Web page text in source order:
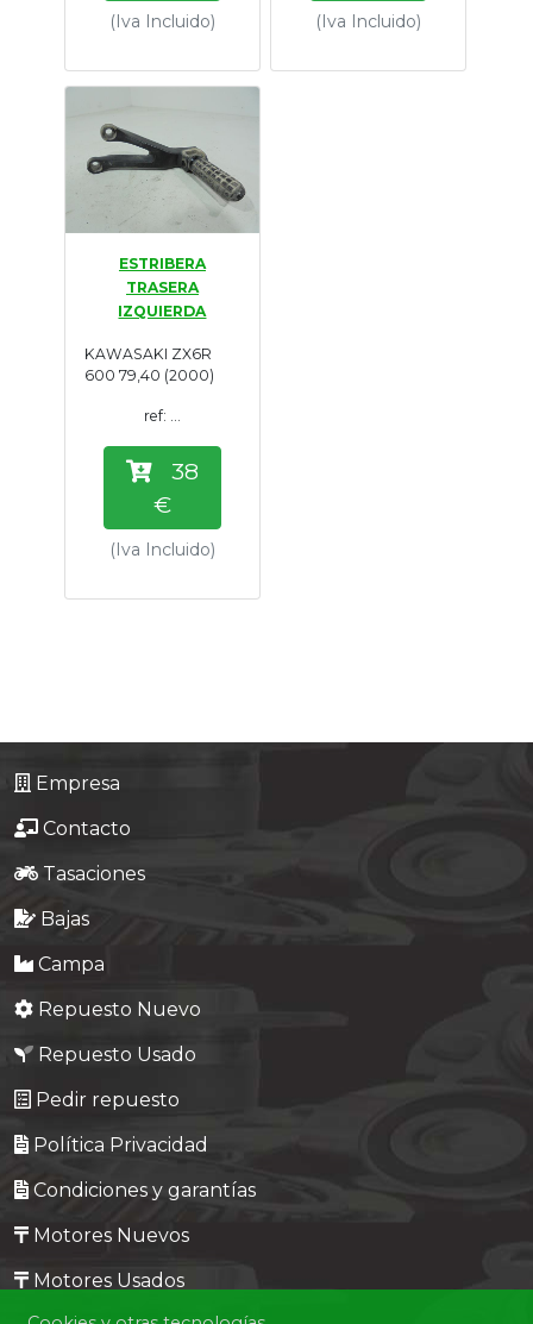
(Iva Incluido) (Iva Incluido)
ESTRIBERA
TRASERA
IZQUIERDA
KAWASAKI ZX6R
600 79,40 (2000)
ref: ...
38
€
(Iva Incluido)
Empresa
Contacto
Tasaciones
Bajas
Campa
Repuesto Nuevo
Repuesto Usado
Pedir repuesto
Política Privacidad
Condiciones y garantías
Motores Nuevos
Motores Usados